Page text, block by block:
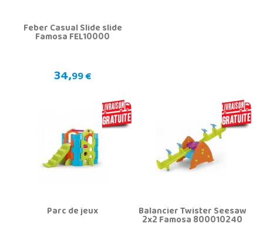
Feber Casual Slide slide
Famosa FEL10000
34,99 €
Parc de jeux Balancier Twister Seesaw
2x2 Famosa 800010240